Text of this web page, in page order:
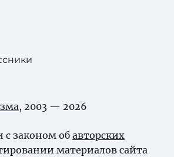
, 2003 — 2026
с законом об авторских
материалов сайта